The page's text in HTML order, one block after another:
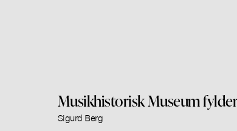
Musikhistorisk Museum
Sigurd Berg